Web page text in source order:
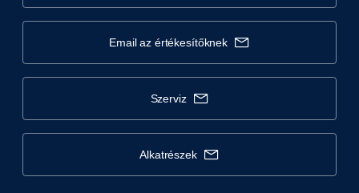
email az értékesítőknek
szerviz
alkatrészek